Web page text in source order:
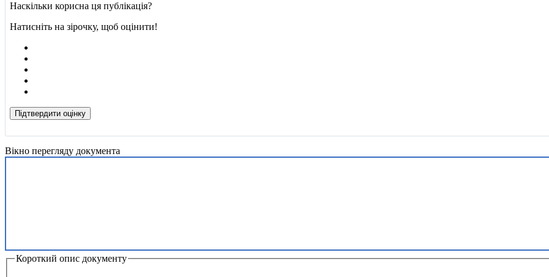
Наскільки корисна ця публікація?
Натисніть на зірочку, щоб оцінити!
Підтвердити оцінку
Вікно перегляду документа
Короткий опис документу